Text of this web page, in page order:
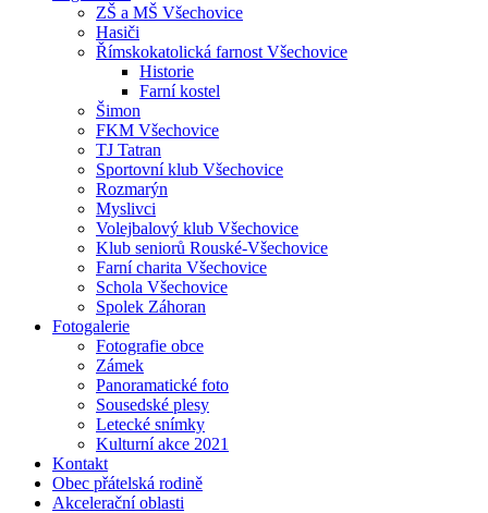
ZŠ a MŠ Všechovice
Hasiči
Římskokatolická farnost Všechovice
Historie
Farní kostel
Šimon
FKM Všechovice
TJ Tatran
Sportovní klub Všechovice
Rozmarýn
Myslivci
Volejbalový klub Všechovice
Klub seniorů Rouské-Všechovice
Farní charita Všechovice
Schola Všechovice
Spolek Záhoran
Fotogalerie
Fotografie obce
Zámek
Panoramatické foto
Sousedské plesy
Letecké snímky
Kulturní akce 2021
Kontakt
Obec přátelská rodině
Akcelerační oblasti